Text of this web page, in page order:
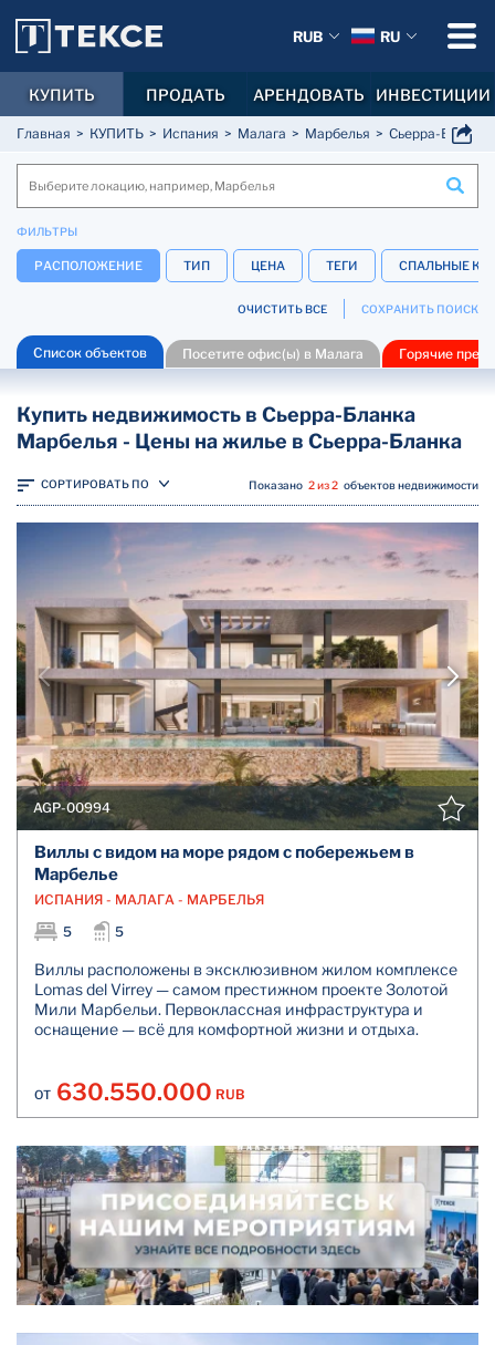
Главная КУПИТЬ Испания Малага Марбелья Сьерра-Бланка
ФИЛЬТРЫ
РАСПОЛОЖЕНИЕ ТИП ЦЕНА ТЕГИ СПАЛЬНЫЕ
ОЧИСТИТЬ ВСЕ СОХРАНИТЬ ПОИСК
Список объектов Посетите офис(ы) в Малага Горячие
Купить недвижимость в Сьерра-Бланка
Марбелья - Цены на жилье в Сьерра-Бланка
СОРТИРОВАТЬ ПО Показано 2 из 2 объектов недвижимости
AGP-00994
Виллы с видом на море рядом с побережьем в
Марбелье
ИСПАНИЯ - МАЛАГА - МАРБЕЛЬЯ
5
5
Виллы расположены в эксклюзивном жилом комплексе
Lomas del Virrey — самом престижном проекте Золотой
Мили Марбельи. Первоклассная инфраструктура и
оснащение — всё для комфортной жизни и отдыха.
ОТ 630.550.000 RUB
RUB RU
КУПИТЬ ПРОДАТЬ АРЕНДОВАТЬ ИНВЕСТИЦИИ